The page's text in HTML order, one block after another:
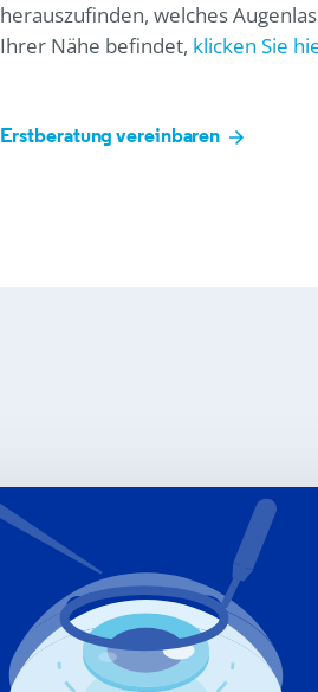
herauszufinden, welches
Ihrer Nähe befindet, klicken Sie
Erstberatung vereinbaren